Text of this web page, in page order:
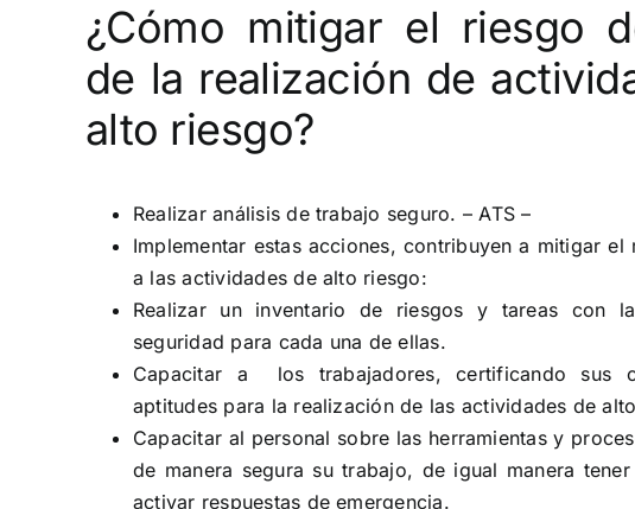
¿Cómo mitigar el riesgo
de la realización de
alto riesgo?
Realizar análisis de trabajo seguro. – ATS –
Implementar estas acciones, contribuyen a mitigar el
a las actividades de alto riesgo:
Realizar un inventario de riesgos y tareas con
seguridad para cada una de ellas.
Capacitar a los trabajadores, certificando sus
aptitudes para la realización de las actividades de
Capacitar al personal sobre las herramientas y
de manera segura su trabajo, de igual manera
activar respuestas de emergencia.